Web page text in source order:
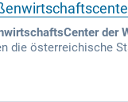
der
die österreichische